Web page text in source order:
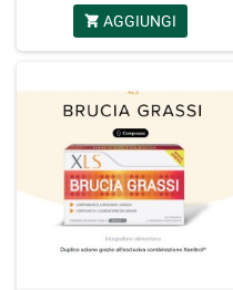
shopping_cart AGGIUNGI